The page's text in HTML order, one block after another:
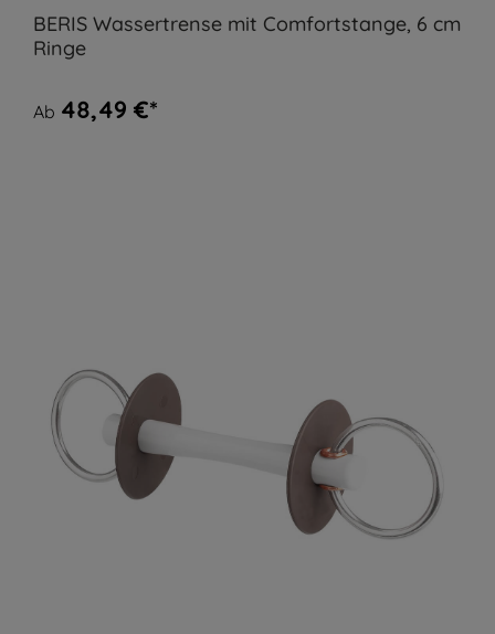
BERIS Wassertrense mit Comfortstange, 6 cm
Ringe
Ab 48,49 €*